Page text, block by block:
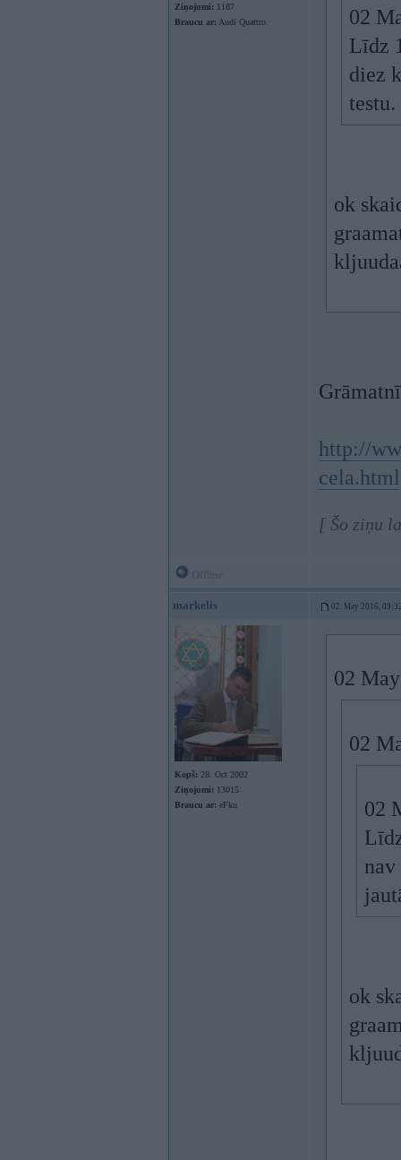
Ziņojumi: 1187
Braucu ar: Audi Quattro
02
Līdz
diez
testu.
ok
http://
cela.html
[ Šo ziņu
markelis 02. May 2016,
Kopš: 28. Oct 2002
Ziņojumi: 13015
Braucu ar: eFku
02
02
02
ok